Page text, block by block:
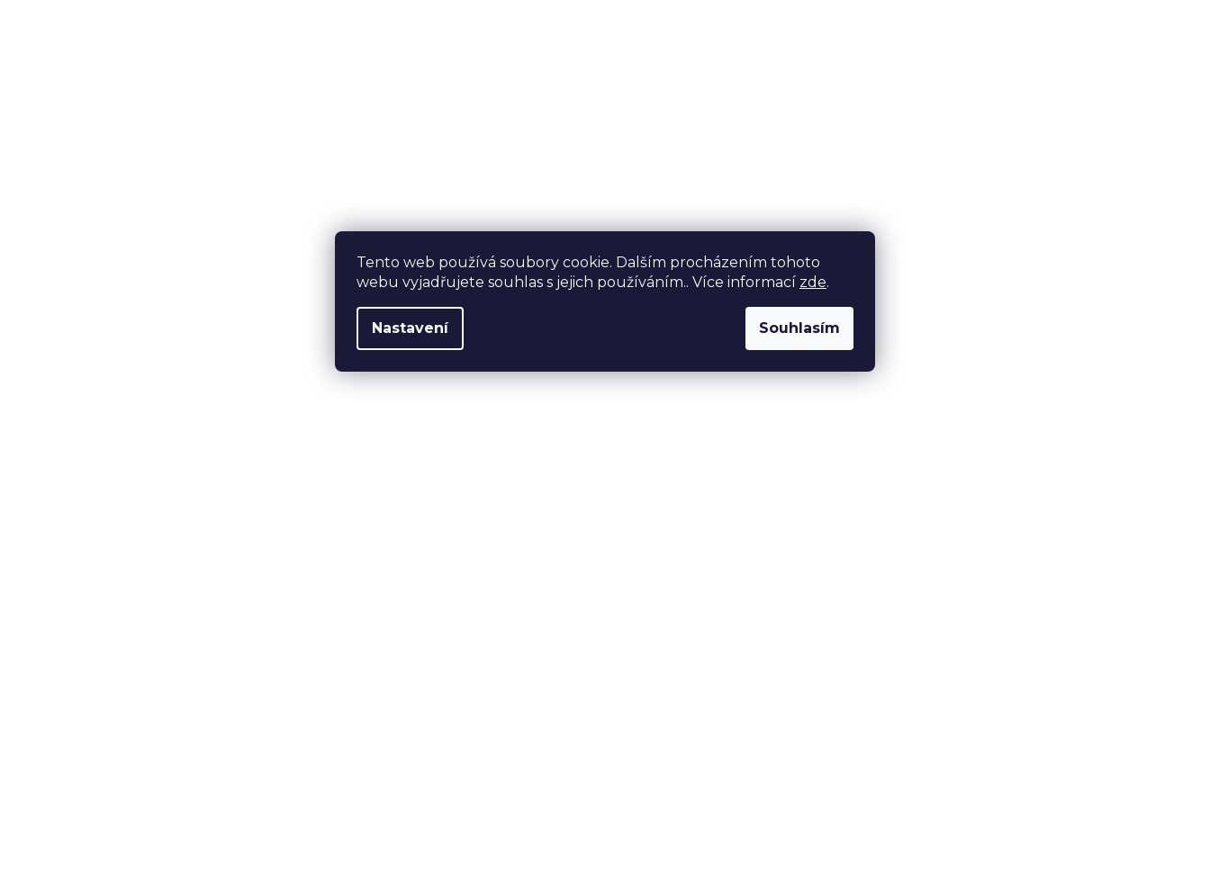
Tento web používá soubory cookie. Dalším procházením tohoto
webu vyjadřujete souhlas s jejich používáním.. Více informací zde.
Nastavení Souhlasím